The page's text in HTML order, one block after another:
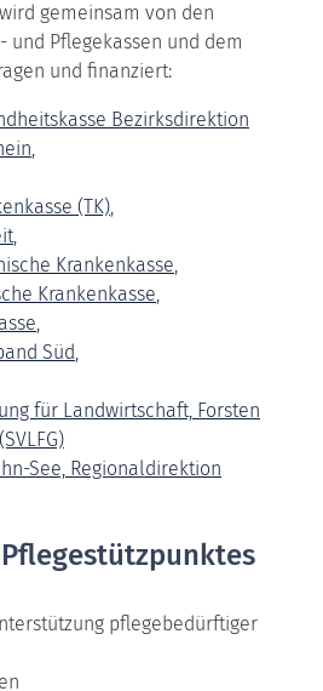
gemeinsam von den
und Pflegekassen und dem
und finanziert:
Bezirksdirektion
,
(TK),
,
Krankenkasse,
Krankenkasse,
,
Süd,
für Landwirtschaft, Forsten
See, Regionaldirektion
pflegebedürftiger